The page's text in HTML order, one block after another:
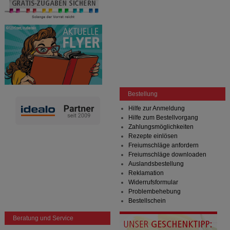
Bestellung
Hilfe zur Anmeldung
Hilfe zum Bestellvorgang
Zahlungsmöglichkeiten
Rezepte einlösen
Freiumschläge anfordern
Freiumschläge downloaden
Auslandsbestellung
Reklamation
Widerrufsformular
Problembehebung
Bestellschein
Beratung und Service